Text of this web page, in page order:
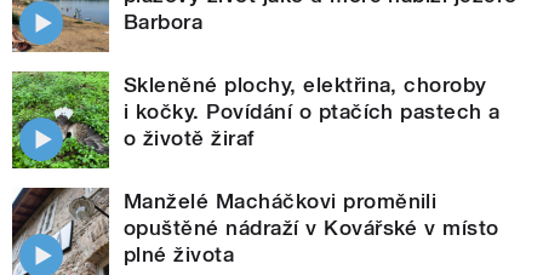
Barbora
Skleněné plochy, elektřina, choroby
i kočky. Povídání o ptačích pastech a
o životě žiraf
Manželé Macháčkovi proměnili
opuštěné nádraží v Kovářské v místo
plné života